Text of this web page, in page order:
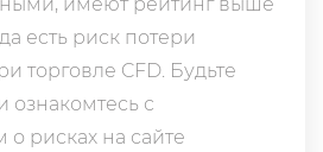
еcть риск потери
торговле CFD. Будьте
ознакомтесь с
рисках на сайте